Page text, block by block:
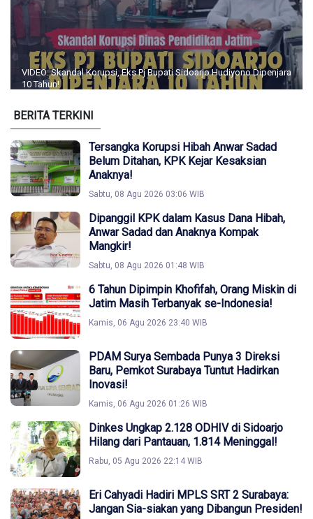
VIDEO: Skandal Korupsi, Eks Pj Bupati Sidoarjo Hudiyono Dipenjara
10 Tahun!
BERITA TERKINI
Tersangka Korupsi Hibah Anwar Sadad
Belum Ditahan, KPK Kejar Kesaksian
Anaknya!
Sabtu, 08 Agu 2026 03:06 WIB
Dipanggil KPK dalam Kasus Dana Hibah,
Anwar Sadad dan Anaknya Kompak
Mangkir!
Sabtu, 08 Agu 2026 01:48 WIB
6 Tahun Dipimpin Khofifah, Orang Miskin di
Jatim Masih Terbanyak se-Indonesia!
Kamis, 06 Agu 2026 23:40 WIB
PDAM Surya Sembada Punya 3 Direksi
Baru, Pemkot Surabaya Tuntut Hadirkan
Inovasi!
Kamis, 06 Agu 2026 01:26 WIB
Dinkes Ungkap 2.128 ODHIV di Sidoarjo
Hilang dari Pantauan, 1.814 Meninggal!
Rabu, 05 Agu 2026 22:14 WIB
Eri Cahyadi Hadiri MPLS SRT 2 Surabaya:
Jangan Sia-siakan yang Dibangun Presiden!